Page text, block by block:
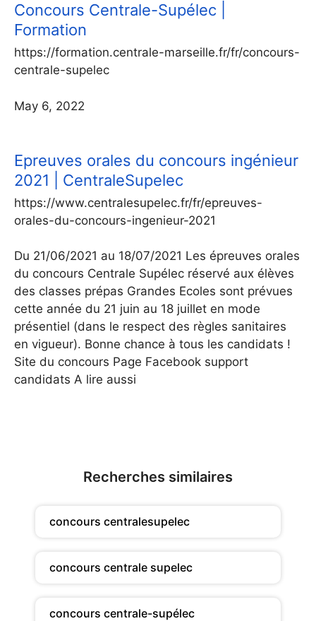
Concours Centrale-Supélec |
Formation
https://formation.centrale-marseille.fr/fr/concours-
centrale-supelec
May 6, 2022
Epreuves orales du concours ingénieur
2021 | CentraleSupelec
https://www.centralesupelec.fr/fr/epreuves-
orales-du-concours-ingenieur-2021
Du 21/06/2021 au 18/07/2021 Les épreuves orales
du concours Centrale Supélec réservé aux élèves
des classes prépas Grandes Ecoles sont prévues
cette année du 21 juin au 18 juillet en mode
présentiel (dans le respect des règles sanitaires
en vigueur). Bonne chance à tous les candidats !
Site du concours Page Facebook support
candidats A lire aussi
Recherches similaires
concours centralesupelec
concours centrale supelec
concours centrale-supélec